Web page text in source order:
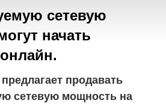
сетевую
начать
продавать
сетевую мощность на